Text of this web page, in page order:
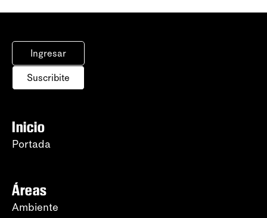
Ingresar
Suscribite
Inicio
Portada
Áreas
Ambiente